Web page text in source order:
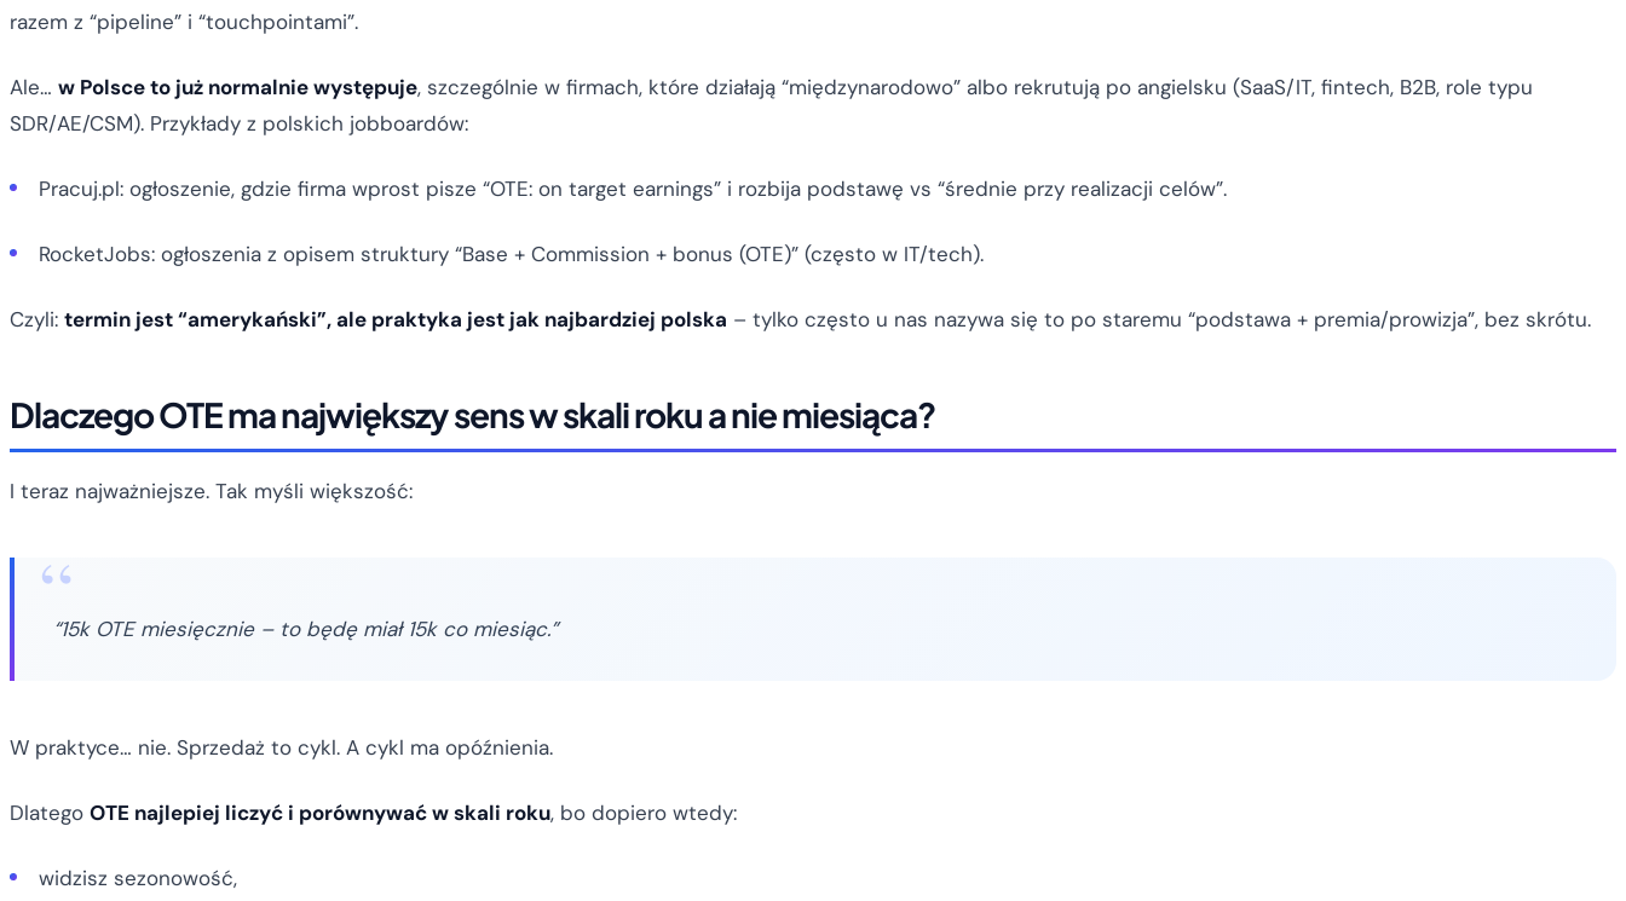
razem z “pipeline” i “touchpointami”.
Ale… w Polsce to już normalnie występuje, szczególnie w firmach, które działają “międzynarodowo” albo rekrutują po angielsku (SaaS/IT, fintech, B2B, role typu
SDR/AE/CSM). Przykłady z polskich jobboardów:
Pracuj.pl: ogłoszenie, gdzie firma wprost pisze “OTE: on target earnings” i rozbija podstawę vs “średnie przy realizacji celów”.
RocketJobs: ogłoszenia z opisem struktury “Base + Commission + bonus (OTE)” (często w IT/tech).
Czyli: termin jest “amerykański”, ale praktyka jest jak najbardziej polska – tylko często u nas nazywa się to po staremu “podstawa + premia/prowizja”, bez skrótu.
Dlaczego OTE ma największy sens w skali roku a nie miesiąca?
I teraz najważniejsze. Tak myśli większość:
“15k OTE miesięcznie – to będę miał 15k co miesiąc.”
W praktyce… nie. Sprzedaż to cykl. A cykl ma opóźnienia.
Dlatego OTE najlepiej liczyć i porównywać w skali roku, bo dopiero wtedy:
widzisz sezonowość,